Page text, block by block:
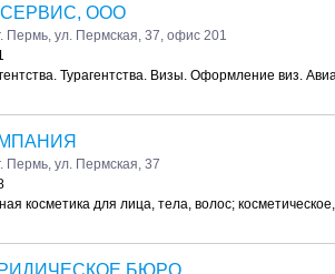
ООО
Пермь, ул. Пермская, 37, офис 201
Турагентства. Визы. Оформление виз.
Пермь, ул. Пермская, 37
косметика для лица, тела, волос;
БЮРО